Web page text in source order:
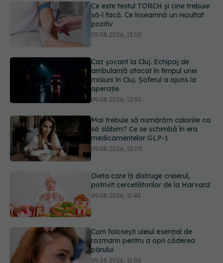
Caz șocant la Cluj. Echipaj de
ambulanță atacat în timpul unei
misiuni în Cluj. Șoferul a ajuns la
operație.
Mai trebuie să numărăm caloriile ca
să slăbim? Ce se schimbă în era
medicamentelor GLP-1
09.08.2026, 12:00
Dieta care îți distruge creierul,
potrivit cercetătorilor de la Harvard
09.08.2026, 11:45
Cum folosești uleiul esențial de
rozmarin pentru a opri căderea
părului
Ce este testul TORCH și cine trebuie
să-l facă. Ce înseamnă un rezultat
pozitiv
09.08.2026, 13:00